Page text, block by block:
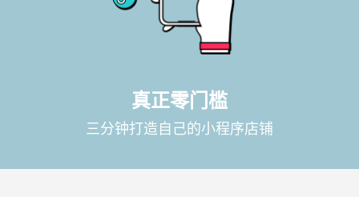
真正零门槛
三分钟打造自己的小程序店铺